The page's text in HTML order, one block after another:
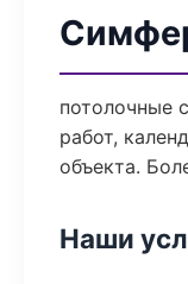
потолочные
работ,
объекта.
Наши